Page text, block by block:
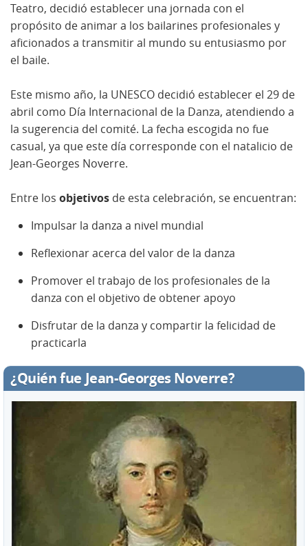
Teatro, decidió establecer una jornada con el
propósito de animar a los bailarines profesionales y
aficionados a transmitir al mundo su entusiasmo por
el baile.
Este mismo año, la UNESCO decidió establecer el 29 de
abril como Día Internacional de la Danza, atendiendo a
la sugerencia del comité. La fecha escogida no fue
casual, ya que este día corresponde con el natalicio de
Jean-Georges Noverre.
Entre los objetivos de esta celebración, se encuentran:
Impulsar la danza a nivel mundial
Reflexionar acerca del valor de la danza
Promover el trabajo de los profesionales de la
danza con el objetivo de obtener apoyo
Disfrutar de la danza y compartir la felicidad de
practicarla
¿Quién fue Jean-GeorgesNoverre?